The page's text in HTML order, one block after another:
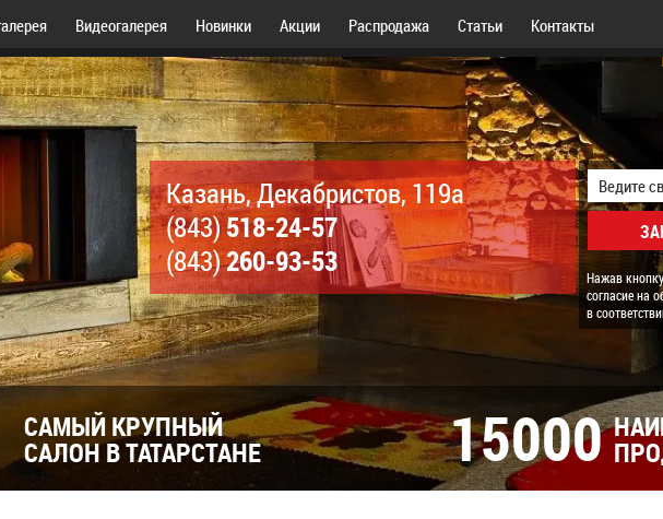
Видеогалерея Новинки Акции Распродажа Статьи Контакты
Казань, Декабристов, 119а
(843)518-24-57
(843)260-93-53
Нажав
согласие на
в
САМЫЙ КРУПНЫЙ
САЛОН В ТАТАРСТАНЕ 15000